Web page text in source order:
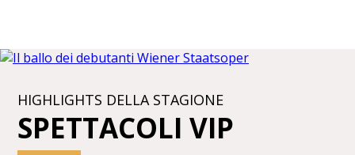
HIGHLIGHTS DELLA STAGIONE
SPETTACOLI VIP